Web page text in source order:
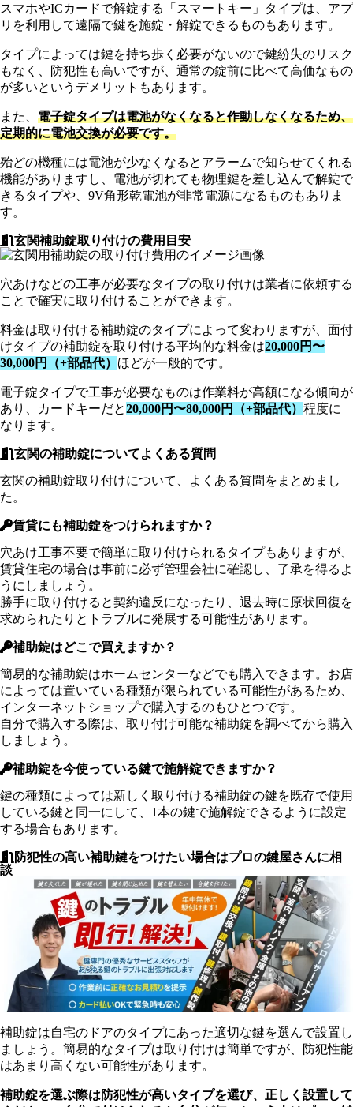
スマホやICカードで解錠する「スマートキー」タイプは、アプ
リを利用して遠隔で鍵を施錠・解錠できるものもあります。
タイプによっては鍵を持ち歩く必要がないので鍵紛失のリスク
もなく、防犯性も高いですが、通常の錠前に比べて高価なもの
が多いというデメリットもあります。
また、 電子錠タイプは電池がなくなると作動しなくなるため、
定期的に電池交換が必要です。
殆どの機種には電池が少なくなるとアラームで知らせてくれる
機能がありますし、電池が切れても物理鍵を差し込んで解錠で
きるタイプや、9V角形乾電池が非常電源になるものもありま
す。
玄関補助錠取り付けの費用目安
穴あけなどの工事が必要なタイプの取り付けは業者に依頼する
ことで確実に取り付けることができます。
料金は取り付ける補助錠のタイプによって変わりますが、面付
けタイプの補助錠を取り付ける平均的な料金は20,000円〜
30,000円（+部品代） ほどが一般的です。
電子錠タイプで工事が必要なものは作業料が高額になる傾向が
あり、カードキーだと20,000円〜80,000円（+部品代） 程度に
なります。
玄関の補助錠についてよくある質問
玄関の補助錠取り付けについて、よくある質問をまとめまし
た。
賃貸にも補助錠をつけられますか？
穴あけ工事不要で簡単に取り付けられるタイプもありますが、
賃貸住宅の場合は事前に必ず管理会社に確認し、了承を得るよ
うにしましょう。
勝手に取り付けると契約違反になったり、退去時に原状回復を
求められたりとトラブルに発展する可能性があります。
補助錠はどこで買えますか？
簡易的な補助錠はホームセンターなどでも購入できます。お店
によっては置いている種類が限られている可能性があるため、
インターネットショップで購入するのもひとつです。
自分で購入する際は、取り付け可能な補助錠を調べてから購入
しましょう。
補助錠を今使っている鍵で施解錠できますか？
鍵の種類によっては新しく取り付ける補助錠の鍵を既存で使用
している鍵と同一にして、1本の鍵で施解錠できるように設定
する場合もあります。
防犯性の高い補助鍵をつけたい場合はプロの鍵屋さんに相
談
補助錠は自宅のドアのタイプにあった適切な鍵を選んで設置し
ましょう。簡易的なタイプは取り付けは簡単ですが、防犯性能
はあまり高くない可能性があります。
補助錠を選ぶ際は防犯性が高いタイプを選び、正しく設置して